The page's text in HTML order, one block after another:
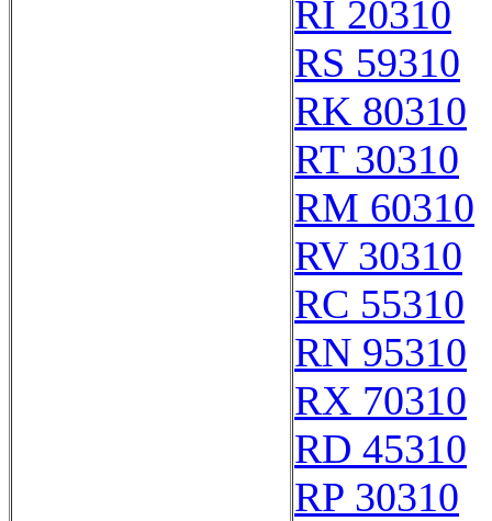
RI 20310
RS 59310
RK 80310
RT 30310
RM 60310
RV 30310
RC 55310
RN 95310
RX 70310
RD 45310
RP 30310